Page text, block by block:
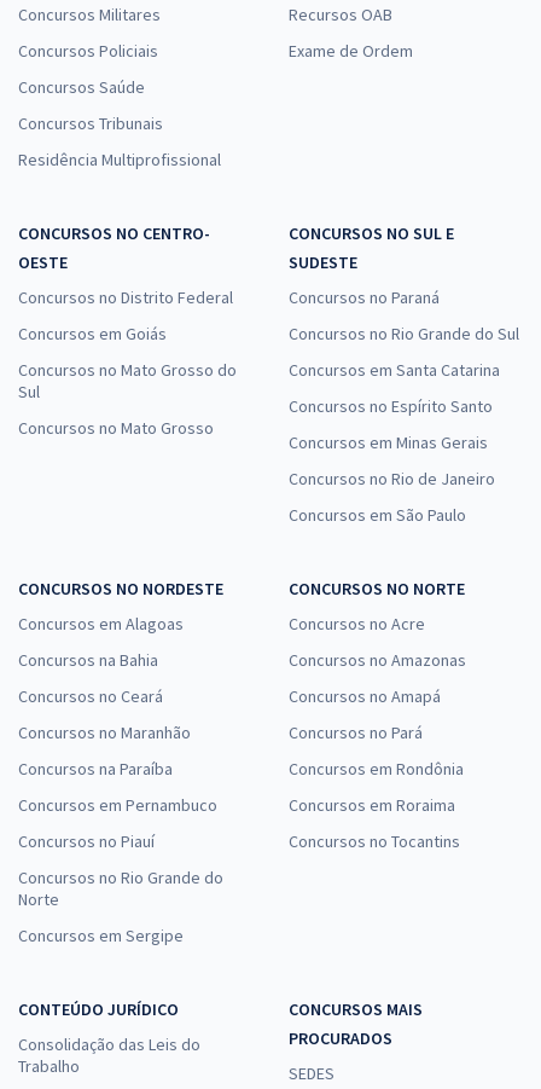
Concursos Militares
Concursos Policiais
Concursos Saúde
Concursos Tribunais
Residência Multiprofissional
Recursos OAB
Exame de Ordem
CONCURSOS NO CENTRO-
OESTE
Concursos no Distrito Federal
Concursos em Goiás
Concursos no Mato Grosso do
Sul
Concursos no Mato Grosso
CONCURSOS NO SUL E
SUDESTE
Concursos no Paraná
Concursos no Rio Grande do Sul
Concursos em Santa Catarina
Concursos no Espírito Santo
Concursos em Minas Gerais
Concursos no Rio de Janeiro
Concursos em São Paulo
CONCURSOS NO NORDESTE
Concursos em Alagoas
Concursos na Bahia
Concursos no Ceará
Concursos no Maranhão
Concursos na Paraíba
Concursos em Pernambuco
Concursos no Piauí
Concursos no Rio Grande do
Norte
Concursos em Sergipe
CONCURSOS NO NORTE
Concursos no Acre
Concursos no Amazonas
Concursos no Amapá
Concursos no Pará
Concursos em Rondônia
Concursos em Roraima
Concursos no Tocantins
CONTEÚDO JURÍDICO
Consolidação das Leis do
Trabalho
CONCURSOS MAIS
PROCURADOS
SEDES